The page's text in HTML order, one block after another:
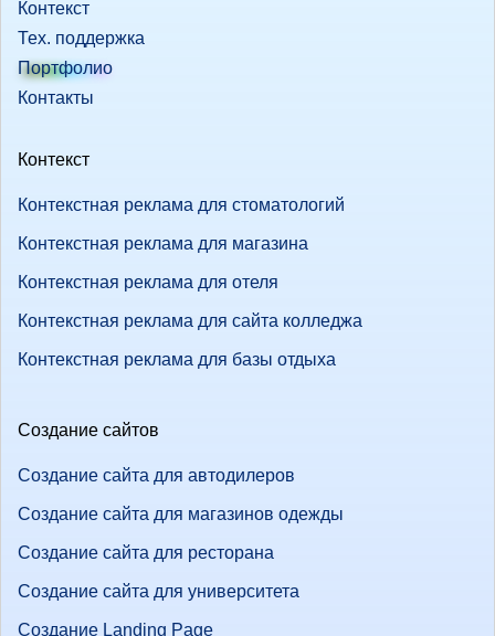
Контекст
Тех. поддержка
Портфолио
Контакты
Контекст
Контекстная реклама для стоматологий
Контекстная реклама для магазина
Контекстная реклама для отеля
Контекстная реклама для сайта колледжа
Контекстная реклама для базы отдыха
Создание сайтов
Создание сайта для автодилеров
Создание сайта для магазинов одежды
Создание сайта для ресторана
Создание сайта для университета
Создание Landing Page